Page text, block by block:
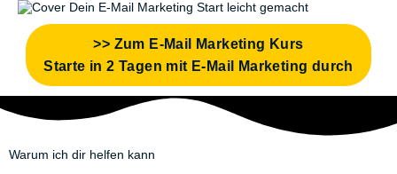
>> Zum E-Mail Marketing Kurs
Starte in 2 Tagen mit E-Mail Marketing durch
Warum ich dir helfen kann